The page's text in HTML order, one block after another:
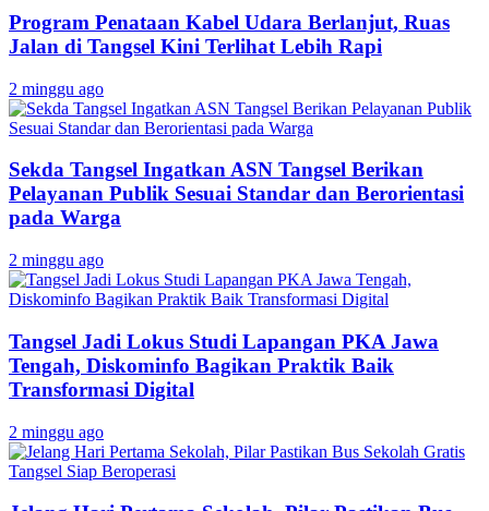
Program Penataan Kabel Udara Berlanjut, Ruas
Jalan di Tangsel Kini Terlihat Lebih Rapi
2 minggu ago
Sekda Tangsel Ingatkan ASN Tangsel Berikan
Pelayanan Publik Sesuai Standar dan Berorientasi
pada Warga
2 minggu ago
Tangsel Jadi Lokus Studi Lapangan PKA Jawa
Tengah, Diskominfo Bagikan Praktik Baik
Transformasi Digital
2 minggu ago